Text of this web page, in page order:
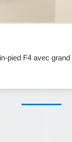
pied F4 avec